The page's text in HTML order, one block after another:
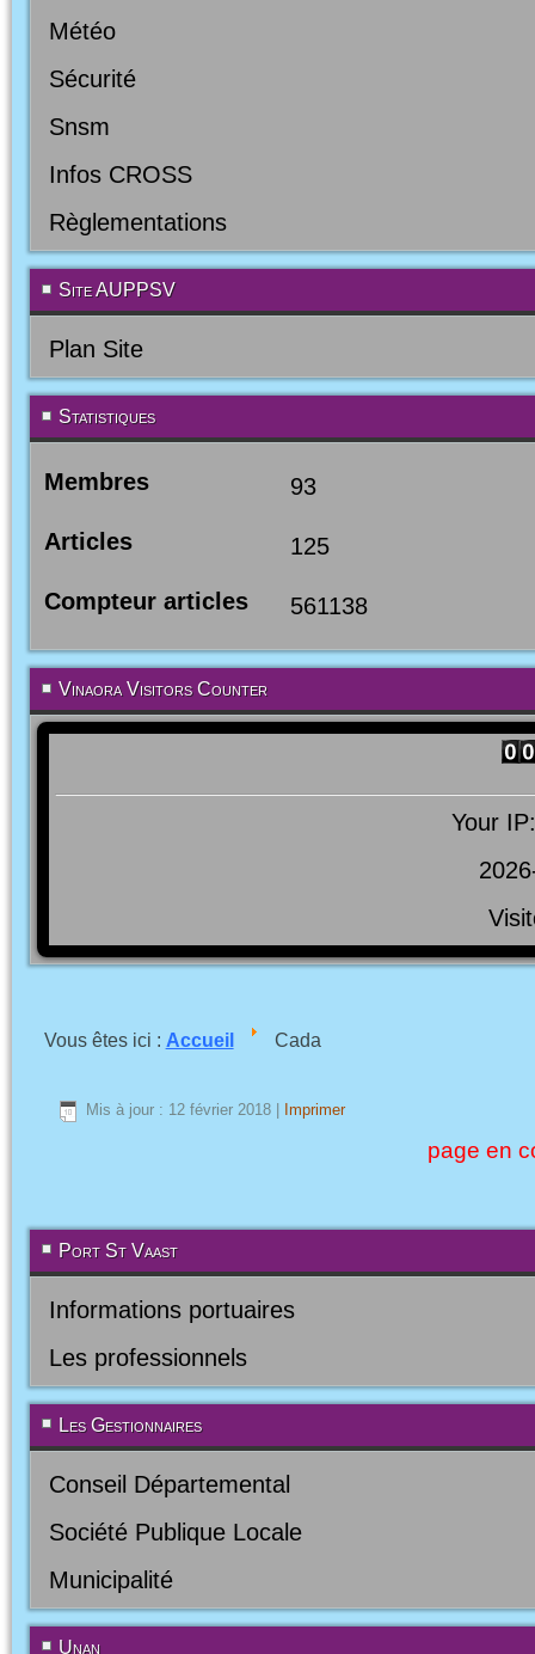
Météo
Sécurité
Snsm
Infos CROSS
Règlementations
Site AUPPSV
Plan Site
Statistiques
Membres 93
Articles 125
Compteur articles 561138
Vinaora Visitors Counter
Your
Vous êtes ici : Accueil Cada
Mis à jour : 12 février 2018| Imprimer
page en
Port St Vaast
Informations portuaires
Les professionnels
Les Gestionnaires
Conseil Départemental
Société Publique Locale
Municipalité
Unan